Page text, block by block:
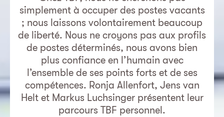
simplement à occuper des postes vacants
; nous laissons volontairement beaucoup
de liberté. Nous ne croyons pas aux profils
de postes déterminés, nous avons bien
plus confiance en l’humain avec
l’ensemble de ses points forts et de ses
compétences. Ronja Allenfort, Jens van
Helt et Markus Luchsinger présentent leur
parcours TBF personnel.